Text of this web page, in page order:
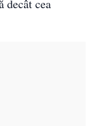
decât cea